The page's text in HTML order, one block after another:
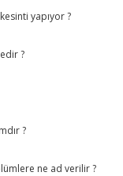
yapıyor ?
?
?
ne ad verilir ?